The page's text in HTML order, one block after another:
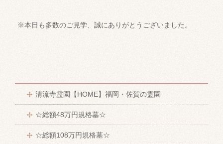
※本日も多数のご見学、誠にありがとうございました。
清流寺霊園【HOME】福岡・佐賀の霊園
☆総額48万円規格墓☆
☆総額108万円規格墓☆